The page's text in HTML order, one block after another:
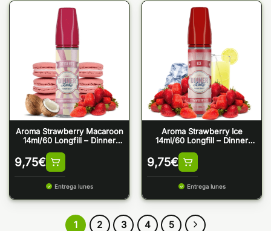
Aroma Strawberry Macaroon
14ml/60 Longfill – Dinner
9,75€
Entrega lunes
Aroma Strawberry Ice
14ml/60 Longfill – Dinner
9,75€
Entrega lunes
1 2 3 4 5